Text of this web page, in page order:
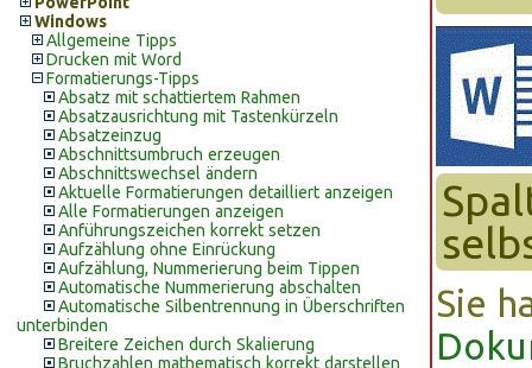
Windows
Allgemeine Tipps
Drucken mit Word
Formatierungs-Tipps
Absatz mit schattiertem Rahmen
Absatzausrichtung mit Tastenkürzeln
Absatzeinzug
Abschnittsumbruch erzeugen
Abschnittswechsel ändern
Aktuelle Formatierungen detailliert anzeigen
Alle Formatierungen anzeigen
Anführungszeichen korrekt setzen
Aufzählung ohne Einrückung
Aufzählung, Nummerierung beim Tippen
Automatische Nummerierung abschalten
Automatische Silbentrennung in Überschriften
unterbinden
Breitere Zeichen durch Skalierung
Bruchzahlen mathematisch korrekt darstellen
Sie